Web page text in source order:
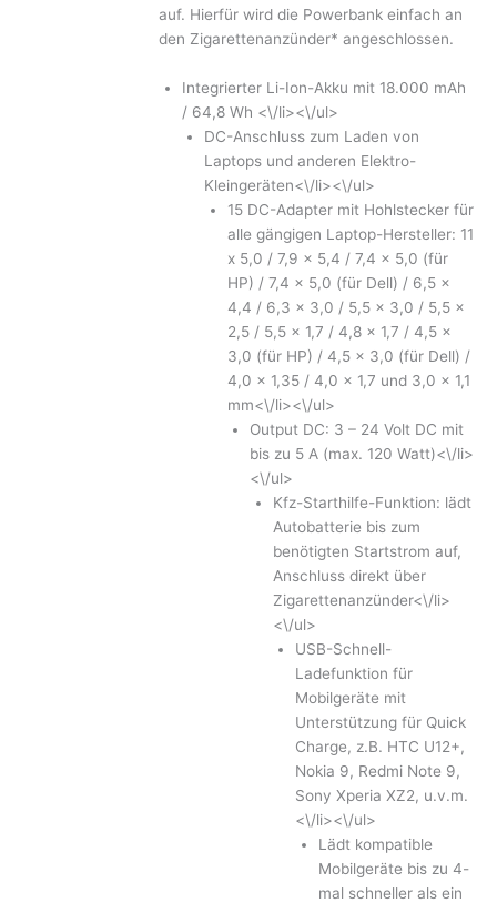
auf. Hierfür wird die Powerbank einfach an
den Zigarettenanzünder* angeschlossen.
Integrierter Li-Ion-Akku mit 18.000 mAh
/ 64,8 Wh <\/li><\/ul>
DC-Anschluss zum Laden von
Laptops und anderen Elektro-
Kleingeräten<\/li><\/ul>
15 DC-Adapter mit Hohlstecker für
alle gängigen Laptop-Hersteller: 11
x 5,0 / 7,9 x 5,4 / 7,4 x 5,0 (für
HP) / 7,4 x 5,0 (für Dell) / 6,5 x
4,4 / 6,3 x 3,0 / 5,5 x 3,0 / 5,5 x
2,5 / 5,5 x 1,7 / 4,8 x 1,7 / 4,5 x
3,0 (für HP) / 4,5 x 3,0 (für Dell) /
4,0 x 1,35 / 4,0 x 1,7 und 3,0 x 1,1
mm<\/li><\/ul>
Output DC: 3 – 24 Volt DC mit
bis zu 5 A (max. 120 Watt)<\/li>
<\/ul>
Kfz-Starthilfe-Funktion: lädt
Autobatterie bis zum
benötigten Startstrom auf,
Anschluss direkt über
Zigarettenanzünder<\/li>
<\/ul>
USB-Schnell-
Ladefunktion für
Mobilgeräte mit
Unterstützung für Quick
Charge, z.B. HTC U12+,
Nokia 9, Redmi Note 9,
Sony Xperia XZ2, u.v.m.
<\/li><\/ul>
Lädt kompatible
Mobilgeräte bis zu 4-
mal schneller als ein